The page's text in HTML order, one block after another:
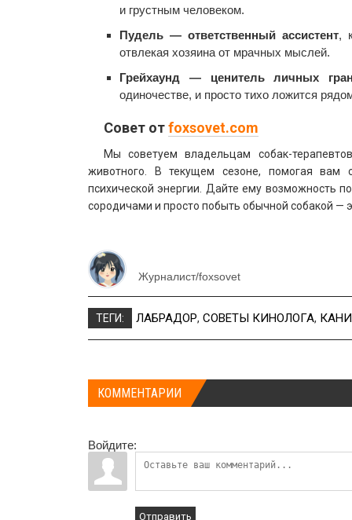
и грустным человеком.
Пудель — ответственный ассистент,
отвлекая хозяина от мрачных мыслей.
Грейхаунд — ценитель личных
одиночестве, и просто тихо ложится
Совет отfoxsovet.com
Мы советуем владельцам собак-
животного. В текущем сезоне, помогая вам
психической энергии. Дайте ему возможность
сородичами и просто побыть обычной собакой —
Журналист/foxsovet
ТЕГИ: ЛАБРАДОР, СОВЕТЫ КИНОЛОГА,
КОММЕНТАРИИ
Войдите:
Отправить